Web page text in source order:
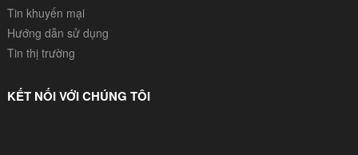
Tin khuyến mại
Hướng dẫn sử dụng
Tin thị trường
KẾT NỐI VỚI CHÚNG TÔI